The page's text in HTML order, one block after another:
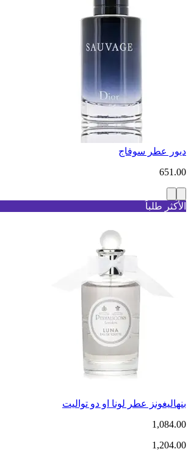
ديور عطر سوفاج
651.00
الأكثر طلباً
بنهاليغونز عطر لونا او دو تواليت
1,084.00
1,204.00